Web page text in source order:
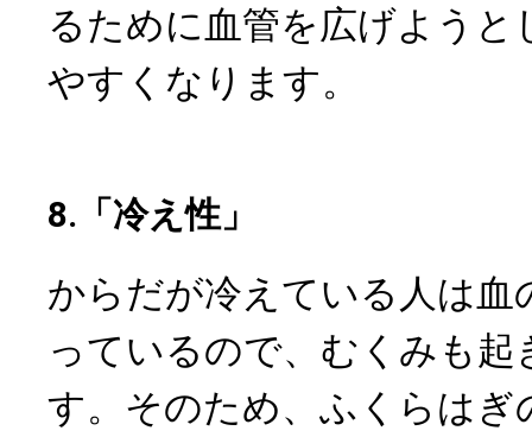
るために血管を広げようと
やすくなります。
8.「冷え性」
からだが冷えている人は血
っているので、むくみも
す。そのため、ふくらはぎ